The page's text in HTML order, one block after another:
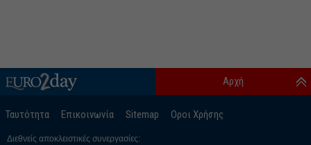
Ταυτότητα Επικοινωνία Sitemap Οροι Χρήσης
Αρχή
Διεθνείς αποκλειστικές συνεργασίες: